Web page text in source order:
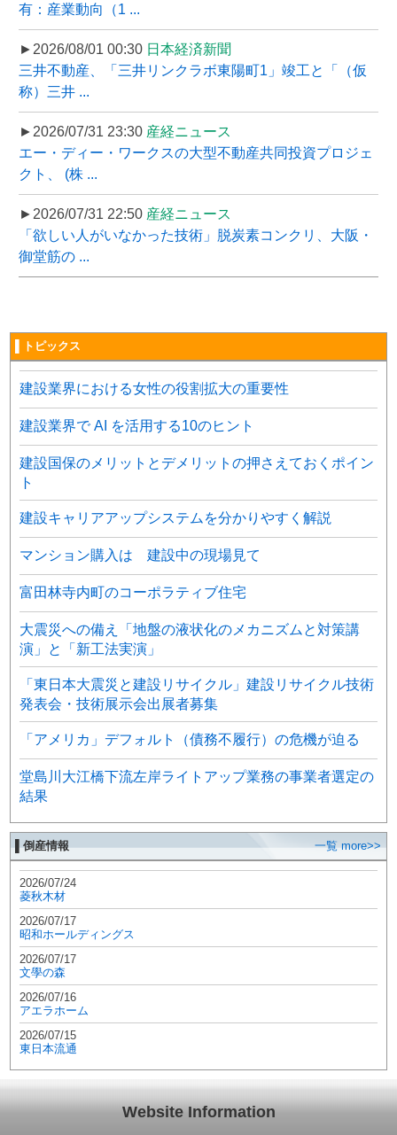
有：産業動向（1 ...
►2026/08/01 00:30 日本経済新聞
三井不動産、「三井リンクラボ東陽町1」竣工と「（仮
称）三井 ...
►2026/07/31 23:30 産経ニュース
エー・ディー・ワークスの大型不動産共同投資プロジェ
クト、 (株 ...
►2026/07/31 22:50 産経ニュース
「欲しい人がいなかった技術」脱炭素コンクリ、大阪・
御堂筋の ...
▌トピックス
建設業界における女性の役割拡大の重要性
建設業界で AI を活用する10のヒント
建設国保のメリットとデメリットの押さえておくポイン
ト
建設キャリアアップシステムを分かりやすく解説
マンション購入は 建設中の現場見て
富田林寺内町のコーポラティブ住宅
大震災への備え「地盤の液状化のメカニズムと対策講
演」と「新工法実演」
「東日本大震災と建設リサイクル」建設リサイクル技術
発表会・技術展示会出展者募集
「アメリカ」デフォルト（債務不履行）の危機が迫る
堂島川大江橋下流左岸ライトアップ業務の事業者選定の
結果
▌倒産情報 一覧 more>>
2026/07/24
菱秋木材
2026/07/17
昭和ホールディングス
2026/07/17
文學の森
2026/07/16
アエラホーム
2026/07/15
東日本流通
Website Information